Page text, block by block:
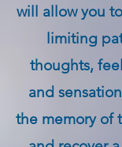
will allow you
limiting
thoughts,
and
the memory of